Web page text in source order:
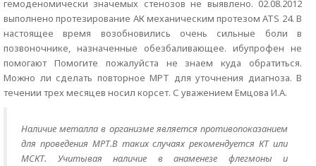
гемоденомически значемых стенозов не выявлено. 02.08.2012
выполнено протезирование АК механическим протезом АТS 24. В
настоящее время возобновились очень сильные боли в
позвоночнике, назначенные обезбаливающее. ибупрофен не
помогают Помогите пожалуйста не знаем куда обратиться.
Можно ли сделать повторное МРТ для уточнения диагноза. В
течении трех месяцев носил корсет. С уважением Емцова И.А.
Наличие металла в организме является противопоказанием
для проведения МРТ.В таких случаях рекомендуется КТ или
МСКТ. Учитывая наличие в анаменезе флегмоны и